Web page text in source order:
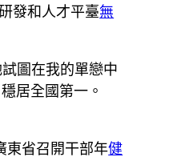
發和人才平臺無
圖在我的單戀中
居全國第一。
東省召開干部年健